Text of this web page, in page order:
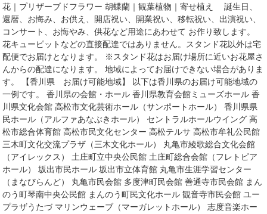
花｜プリザーブドフラワー 胡蝶蘭｜観葉植物｜寄せ植え 誕生日、
還暦、お悔み、お供え、開店祝い、開業祝い、移転祝い、出演祝い、
コンサート、お悔やみ、供花など用途にあわせて お作り致します。
花キューピットなどの直接配達ではありません。スタンド花以外は宅
配便でお届けとなります。 ※スタンド花はお届け場所に近いお花屋さ
んからの配達になります。 地域によってお届けできない場合がありま
す。 【香川県 お届け可能地域】 以下は香川県のお届け可能地域の
一例です。 香川県の会館・ホール 香川県教育会館ミューズホール 香
川県文化会館 高松市文化芸術ホール（サンポートホール） 香川県県
民ホール（アルファあなぶきホール） セントラルホールウイング 高
松市総合体育館 高松市民文化センター 高松テルサ 高松市牟礼公民館
三木町文化交流プラザ（三木文化ホール） 丸亀市綾歌総合文化会館
（アイレックス） 土庄町立中央公民館 土庄町総合会館（フレトピア
ホール） 坂出市民ホール 坂出市立体育館 丸亀市生涯学習センター
（まなびらんど） 丸亀市民会館 多度津町民会館 善通寺市民会館 まん
のう町琴南中央公民館 まんのう町民文化ホール 観音寺市民会館 ユー
プラザうたづ マリンウェーブ（マーガレットホール） 志度音楽ホー